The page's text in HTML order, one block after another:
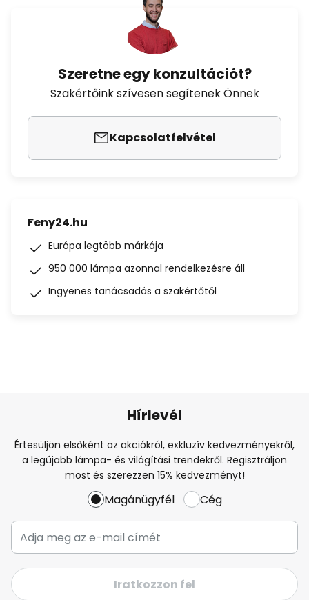
Szeretne egy konzultációt?
Szakértőink szívesen segítenek Önnek
Kapcsolatfelvétel
Feny24.hu
Európa legtöbb márkája
950 000 lámpa azonnal rendelkezésre áll
Ingyenes tanácsadás a szakértőtől
Hírlevél
Értesüljön elsőként az akciókról, exkluzív kedvezményekről,
a legújabb lámpa- és világítási trendekről. Regisztráljon
most és szerezzen 15% kedvezményt!
Magánügyfél Cég
Iratkozzon fel